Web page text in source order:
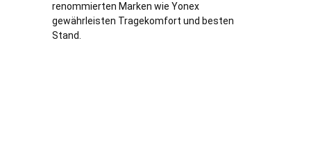
renommierten Marken wie Yonex
gewährleisten Tragekomfort und besten
Stand.